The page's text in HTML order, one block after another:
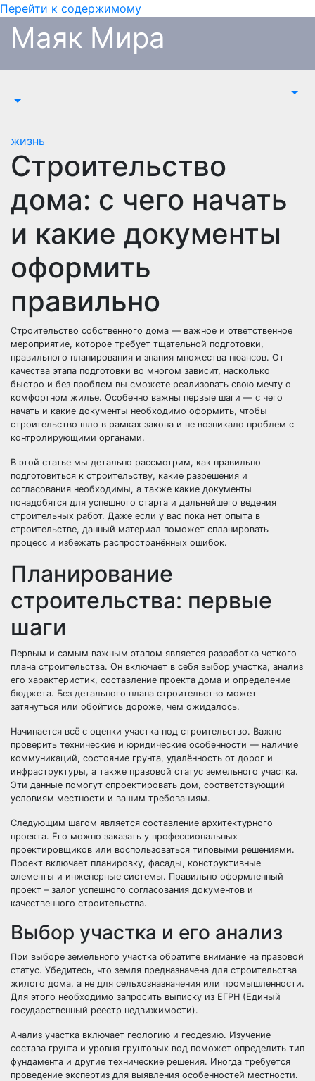
Перейти к содержимому
Маяк Мира
жизнь
Строительство
дома: с чего начать
и какие документы
оформить
правильно
Строительство собственного дома — важное и ответственное
мероприятие, которое требует тщательной подготовки,
правильного планирования и знания множества нюансов. От
качества этапа подготовки во многом зависит, насколько
быстро и без проблем вы сможете реализовать свою мечту о
комфортном жилье. Особенно важны первые шаги — с чего
начать и какие документы необходимо оформить, чтобы
строительство шло в рамках закона и не возникало проблем с
контролирующими органами.
В этой статье мы детально рассмотрим, как правильно
подготовиться к строительству, какие разрешения и
согласования необходимы, а также какие документы
понадобятся для успешного старта и дальнейшего ведения
строительных работ. Даже если у вас пока нет опыта в
строительстве, данный материал поможет спланировать
процесс и избежать распространённых ошибок.
Планирование
строительства: первые
шаги
Первым и самым важным этапом является разработка четкого
плана строительства. Он включает в себя выбор участка, анализ
его характеристик, составление проекта дома и определение
бюджета. Без детального плана строительство может
затянуться или обойтись дороже, чем ожидалось.
Начинается всё с оценки участка под строительство. Важно
проверить технические и юридические особенности — наличие
коммуникаций, состояние грунта, удалённость от дорог и
инфраструктуры, а также правовой статус земельного участка.
Эти данные помогут спроектировать дом, соответствующий
условиям местности и вашим требованиям.
Следующим шагом является составление архитектурного
проекта. Его можно заказать у профессиональных
проектировщиков или воспользоваться типовыми решениями.
Проект включает планировку, фасады, конструктивные
элементы и инженерные системы. Правильно оформленный
проект – залог успешного согласования документов и
качественного строительства.
Выбор участка и его анализ
При выборе земельного участка обратите внимание на правовой
статус. Убедитесь, что земля предназначена для строительства
жилого дома, а не для сельхозназначения или промышленности.
Для этого необходимо запросить выписку из ЕГРН (Единый
государственный реестр недвижимости).
Анализ участка включает геологию и геодезию. Изучение
состава грунта и уровня грунтовых вод поможет определить тип
фундамента и другие технические решения. Иногда требуется
проведение экспертиз для выявления особенностей местности.